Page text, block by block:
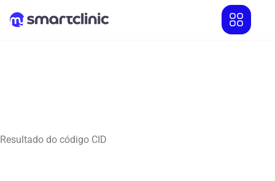
Resultado do código CID